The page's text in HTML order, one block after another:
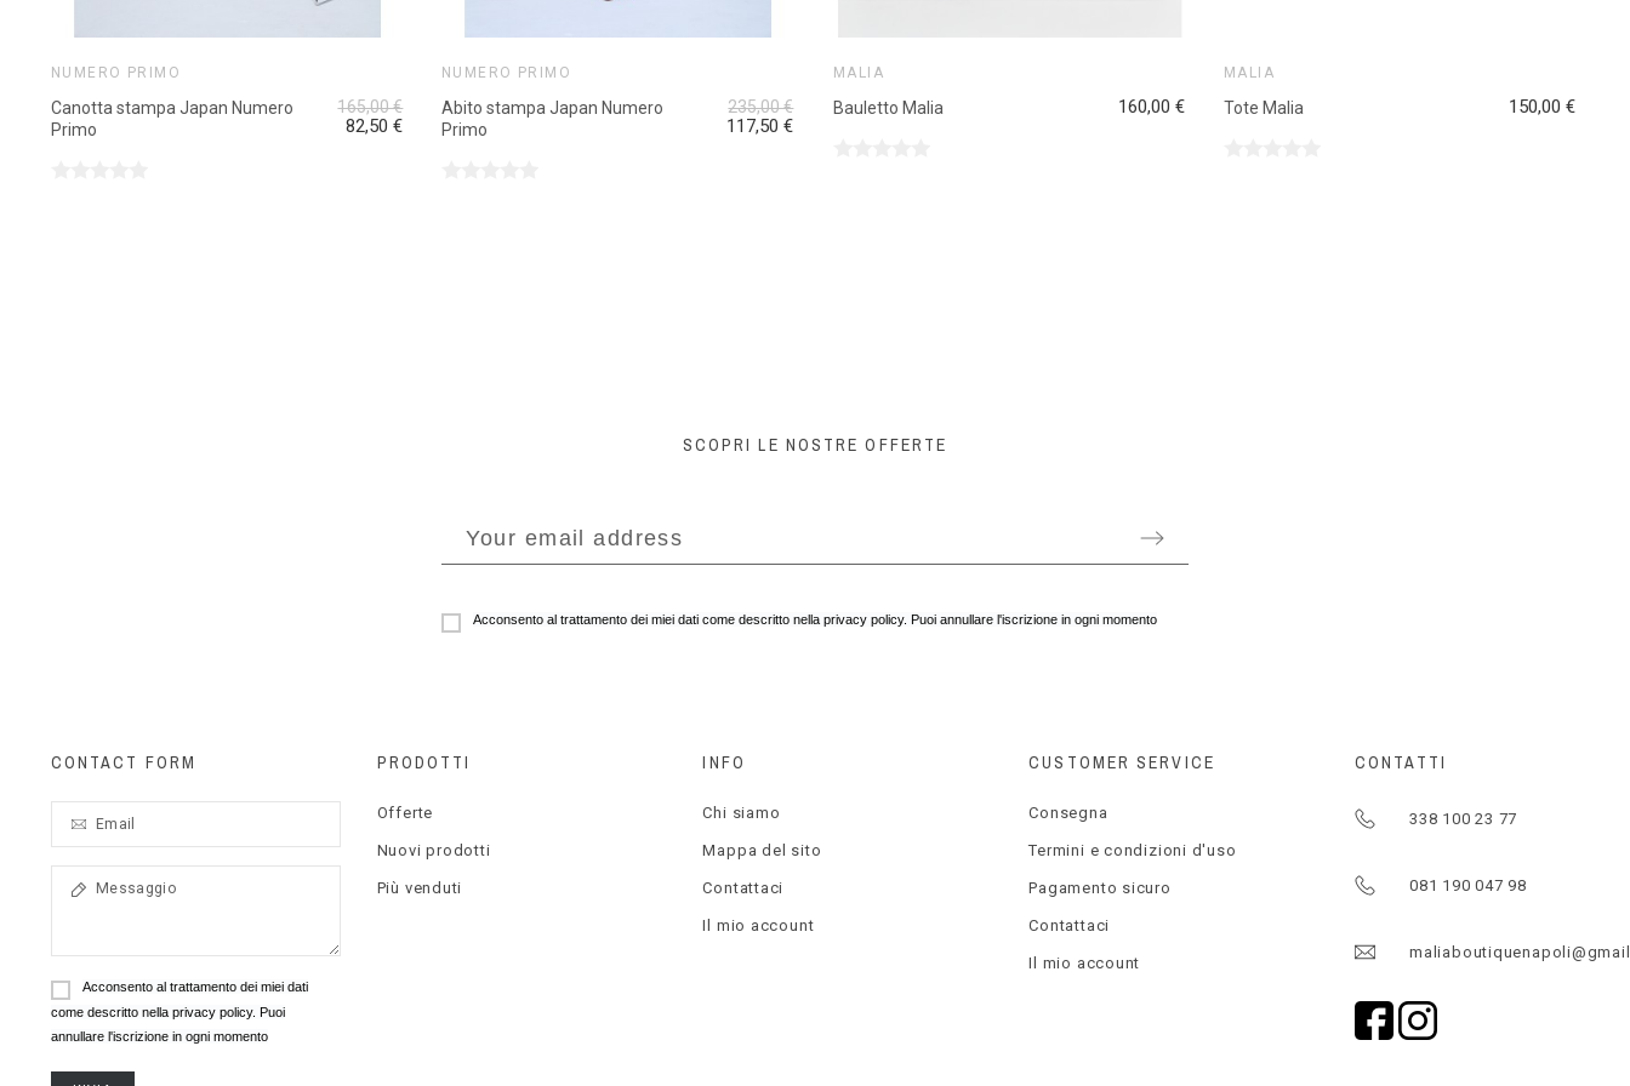
NUMERO PRIMO
Canotta stampa Japan Numero
Primo
165,00 €
82,50 €
NUMERO PRIMO
Abito stampa Japan Numero
Primo
235,00 €
117,50 €
MALIA
Bauletto Malia 160,00 €
MALIA
Tote Malia 150,00 €
SCOPRI LE NOSTRE OFFERTE
Acconsento al trattamento dei miei dati come descritto nella privacy policy. Puoi annullare l'iscrizione in ogni momento
CONTACT FORM
Acconsento al trattamento dei miei dati
come descritto nella privacy policy. Puoi
annullare l'iscrizione in ogni momento
PRODOTTI
Offerte
Nuovi prodotti
Più venduti
INFO
Chi siamo
Mappa del sito
Contattaci
Il mio account
CUSTOMER SERVICE
Consegna
Termini e condizioni d'uso
Pagamento sicuro
Contattaci
Il mio account
CONTATTI
338 100 23 77
081 190 047 98